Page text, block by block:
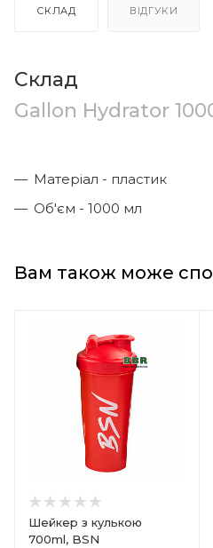
СКЛАД ВІДГУКИ
Склад
Gallon Hydrator
Матеріал - пластик
Об'єм - 1000 мл
Вам також може
Шейкер з кулькою
700ml, BSN